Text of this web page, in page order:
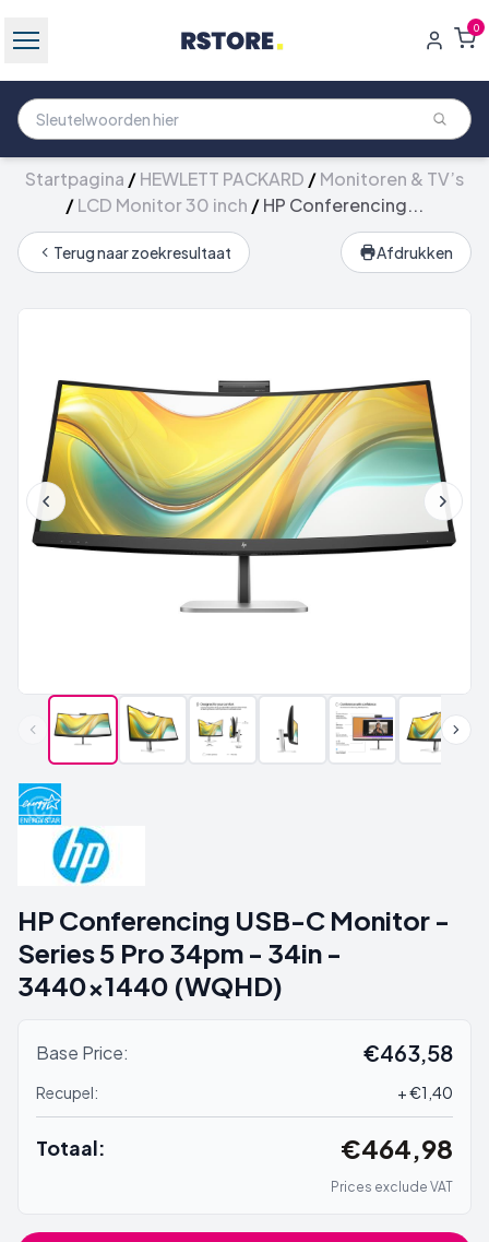
0
Startpagina /HEWLETT PACKARD /Monitoren & TV’s
/LCD Monitor 30 inch /HP Conferencing...
Terug naar zoekresultaat Afdrukken
HP Conferencing USB-C Monitor -
Series 5 Pro 34pm - 34in -
3440x1440 (WQHD)
Base Price: €463,58
Recupel: + €1,40
Totaal: €464,98
Prices exclude VAT